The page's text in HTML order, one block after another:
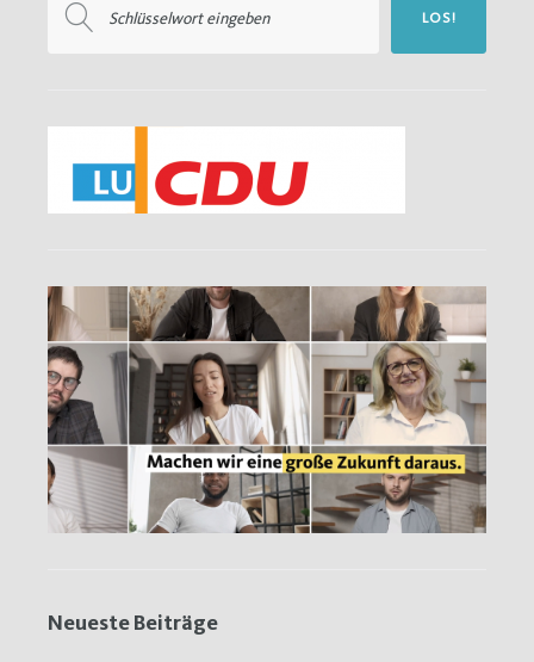
nach:
LOS!
Neueste Beiträge